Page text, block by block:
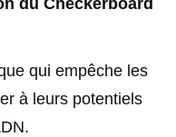
qui empêche les
à leurs potentiels